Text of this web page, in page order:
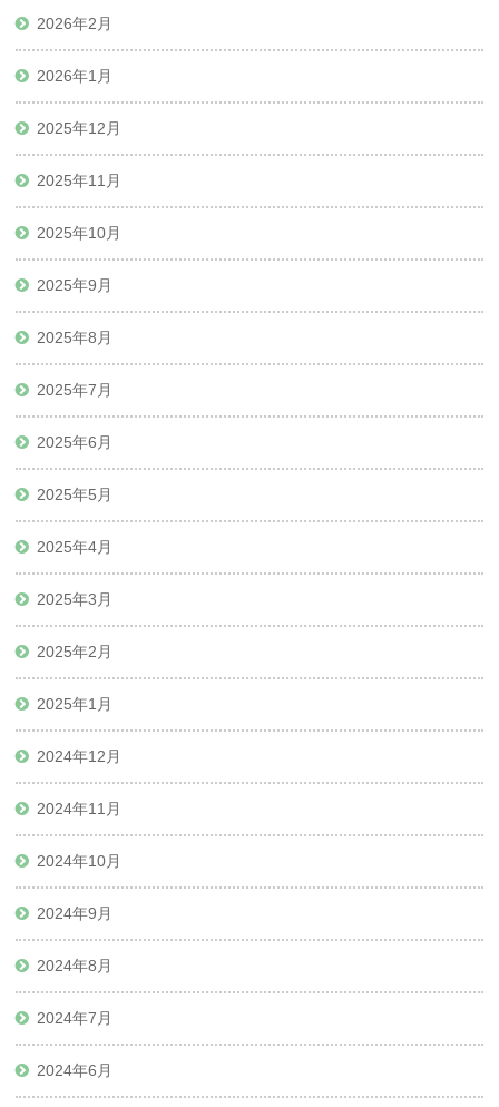
2026年2月
2026年1月
2025年12月
2025年11月
2025年10月
2025年9月
2025年8月
2025年7月
2025年6月
2025年5月
2025年4月
2025年3月
2025年2月
2025年1月
2024年12月
2024年11月
2024年10月
2024年9月
2024年8月
2024年7月
2024年6月